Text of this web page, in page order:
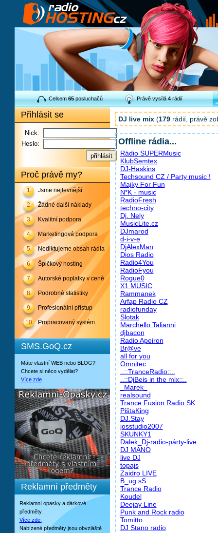
Celkem65posluchačů Právě vysílá4rádií
Přihlásit se
Nick:
Heslo:
Proč právě my?
1. Jsme nejlevnější
2. Žádné další náklady
3. Kvalitní podpora
4. Marketingová podpora
5. Nediktujeme obsah rádia
6. Špičkový hosting
7. Autorské poplatky v ceně
8. Podrobné statistiky
9. Profesionální přístup
10. Propracovaný systém
SMS.GoQ.cz
Máte vlastní WEB nebo BLOG?
Chcete si něco vydělat?
Více zde
Reklamní předměty
Reklamní opasky a dárkové
předměty.
Více zde.
Nabízené předměty jsou obvzláště
DJ live mix(179rádií, právě
Offline rádia...
Rádio SUPERMusic
KlubSemtex
DJ-Haskins
Techsound CZ / Party music !
Majky For Fun
N*K - music
RadioFresh
techno-city
Dj. Nely
MusicLite.cz
DJmarod
d-i-v-e
DjAlexMan
Dios Radio
Radio4You
RadioFyou
Rogue0
X1 MUSIC
Rammanek
Arfap Radio CZ
radiofunday
Slotak
Marchello Talianni
djbacon
Radio Apeiron
Br@ve
all for you
Omnitec
..::TranceRadio::..
..::DjBeis in the mix::..
_Marek_
realsound
Trance Fusion Radio SK
PištaKing
DJ.Stay
josstudio2007
SKUNKY1
Dalek_Dj-radio-párty-live
DJ MANO
live DJ
topajs
Zaidro LIVE
B_ug.sS
Trance Radio
Koudel
Deejay Line
Punk and Rock radio
Tomitto
DJ Stano radio